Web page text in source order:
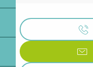
Ouverture et coordonnées